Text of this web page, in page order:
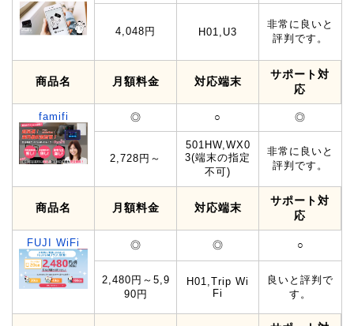
4,048円 H01,U3
非常に良いと
評判です。
商品名 月額料金 対応端末
サポート対
応
famifi ◎ ○ ◎
2,728円～
501HW,WX0
3(端末の指定
不可)
非常に良いと
評判です。
商品名 月額料金 対応端末
サポート対
応
FUJI WiFi ◎ ◎ ○
2,480円～5,9
90円
H01,Trip Wi
Fi
良いと評判で
す。